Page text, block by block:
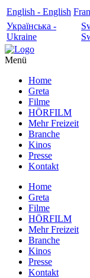
English - English
Українська -
Ukraine
Menü
Home
Greta
Filme
HÖRFILM
Mehr Freizeit
Branche
Kinos
Presse
Kontakt
Home
Greta
Filme
HÖRFILM
Mehr Freizeit
Branche
Kinos
Presse
Kontakt